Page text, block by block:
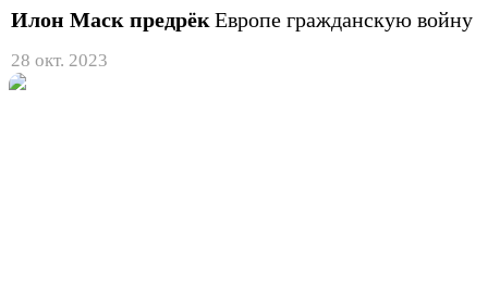
Илон Маск предрёк Европе гражданскую войну
28 окт. 2023